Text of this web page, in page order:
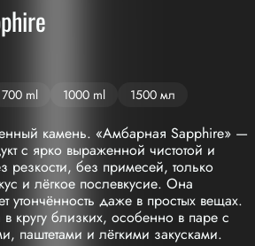
700 ml 1000 ml 1500 мл
камень. «Амбарная Sapphire» —
с ярко выраженной чистотой и
резкости, без примесей, только
и лёгкое послевкусие. Она
утончённость даже в простых вещах.
кругу близких, особенно в паре с
паштетами и лёгкими закусками.